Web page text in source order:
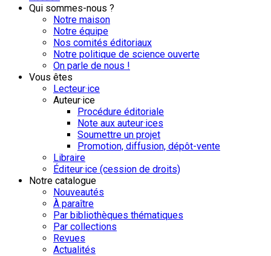
Qui sommes-nous ?
Notre maison
Notre équipe
Nos comités éditoriaux
Notre politique de science ouverte
On parle de nous !
Vous êtes
Lecteur·ice
Auteur·ice
Procédure éditoriale
Note aux auteur·ices
Soumettre un projet
Promotion, diffusion, dépôt-vente
Libraire
Éditeur·ice (cession de droits)
Notre catalogue
Nouveautés
À paraître
Par bibliothèques thématiques
Par collections
Revues
Actualités